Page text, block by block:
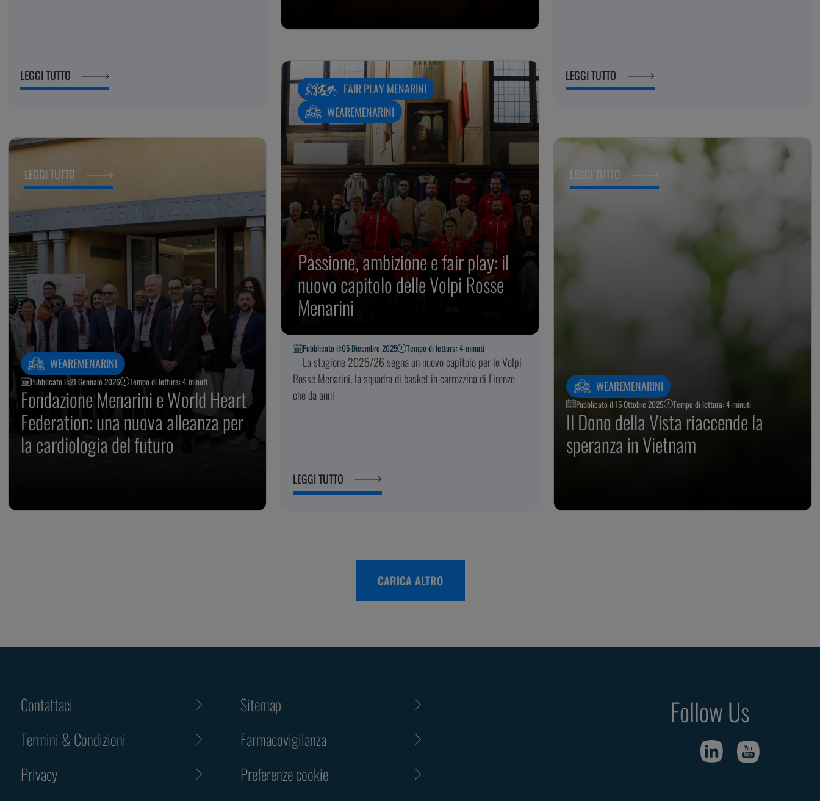
LEGGI TUTTO LEGGI TUTTO
WEAREMENARINI
Pubblicato il:21 Gennaio 2026 Tempo di lettura: 4 minuti
Fondazione Menarini e World Heart
Federation: una nuova alleanza per
la cardiologia del futuro
LEGGI TUTTO
FAIR PLAY MENARINI
WEAREMENARINI
Passione, ambizione e fair play: il
nuovo capitolo delle Volpi Rosse
Menarini
Pubblicato il:05 Dicembre 2025 Tempo di lettura: 4 minuti
La stagione 2025/26 segna un nuovo capitolo per le Volpi
Rosse Menarini, la squadra di basket in carrozzina di Firenze
che da anni
LEGGI TUTTO
WEAREMENARINI
Pubblicato il:15 Ottobre 2025 Tempo di lettura: 4 minuti
Il Dono della Vista riaccende la
speranza in Vietnam
LEGGI TUTTO
CARICA ALTRO
Contattaci
Termini & Condizioni
Privacy
Sitemap
Farmacovigilanza
Preferenze cookie
Follow Us